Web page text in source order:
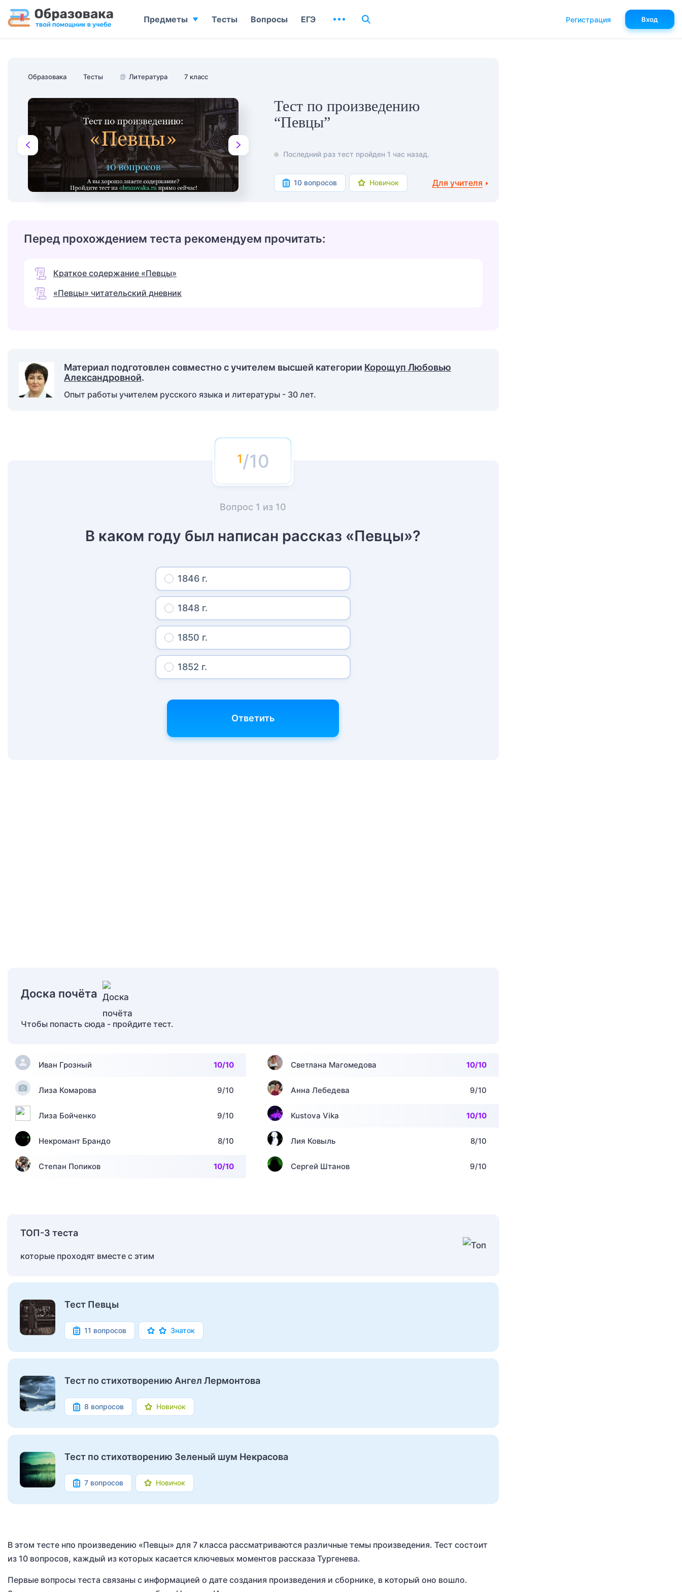
Образовака Тесты 📗 Литература 7 класс
Тест по произведению
“Певцы”
Последний раз тест пройден 1 час назад.
10 вопросов Новичок Для учителя
Перед прохождением теста рекомендуем прочитать:
Краткое содержание «Певцы»
«Певцы» читательский дневник
Материал подготовлен совместно с учителем высшей категории Корощуп Любовью
Александровной.
Опыт работы учителем русского языка и литературы - 30 лет.
/10
Вопрос 1 из 10
В каком году был написан рассказ «Певцы»?
1846 г.
1848 г.
1850 г.
1852 г.
Ответить
Доска почёта
Чтобы попасть сюда - пройдите тест.
Иван Грозный 10/10 Светлана Магомедова 10/10
Лиза Комарова 9/10 Анна Лебедева 9/10
Лиза Бойченко 9/10 Kustova Vika 10/10
Некромант Брандо 8/10 Лия Ковыль 8/10
Степан Попиков 10/10 Сергей Штанов 9/10
ТОП-3 теста
которые проходят вместе с этим
Тест Певцы
11 вопросов Знаток
Тест по стихотворению Ангел Лермонтова
8 вопросов Новичок
Тест по стихотворению Зеленый шум Некрасова
7 вопросов Новичок
В этом тесте нпо произведению «Певцы» для 7 класса рассматриваются различные темы произведения. Тест состоит
из 10 вопросов, каждый из которых касается ключевых моментов рассказа Тургенева.
Первые вопросы теста связаны с информацией о дате создания произведения и сборнике, в который оно вошло.
Предметы Тесты Вопросы ЕГЭ Регистрация Вход